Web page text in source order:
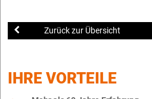
Zurück zur Übersicht
IHRE VORTEILE